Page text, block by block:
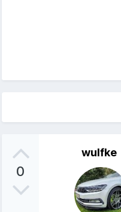
0
wulfke